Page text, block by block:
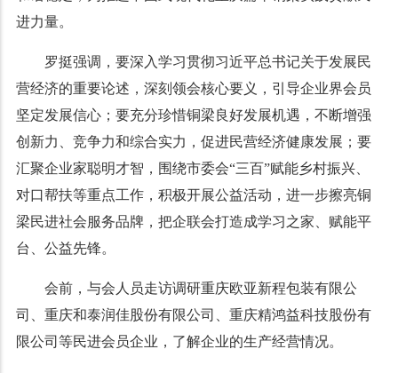
进力量。
罗挺强调，要深入学习贯彻习近平总书记关于发展民
营经济的重要论述，深刻领会核心要义，引导企业界会员
坚定发展信心；要充分珍惜铜梁良好发展机遇，不断增强
创新力、竞争力和综合实力，促进民营经济健康发展；要
汇聚企业家聪明才智，围绕市委会“三百”赋能乡村振兴、
对口帮扶等重点工作，积极开展公益活动，进一步擦亮铜
梁民进社会服务品牌，把企联会打造成学习之家、赋能平
台、公益先锋。
会前，与会人员走访调研重庆欧亚新程包装有限公
司、重庆和泰润佳股份有限公司、重庆精鸿益科技股份有
限公司等民进会员企业，了解企业的生产经营情况。